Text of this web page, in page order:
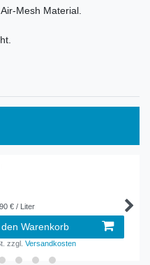
Mesh Material.
€ / Liter
den Warenkorb
zzgl.Versandkosten